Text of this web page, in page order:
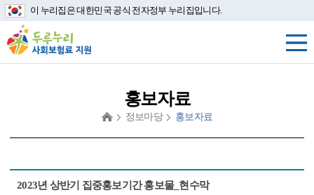
이 누리집은 대한민국 공식 전자정부 누리집입니다.
홍보자료
정보마당 홍보자료
2023년 상반기 집중홍보기간 홍보물_현수막